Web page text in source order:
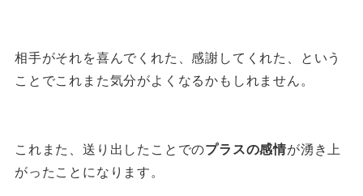
相手がそれを喜んでくれた、感謝してくれた、という
ことでこれまた気分がよくなるかもしれません。
これまた、送り出したことでのプラスの感情が湧き上
がったことになります。